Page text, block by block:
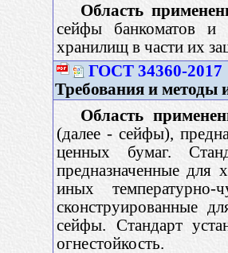
Область
сейфы банкоматов и
хранилищ в части их
ГОСТ 34360-2017
Требования и методы
Область
(далее - сейфы),
ценных бумаг.
предназначенные для
иных температурно-
сконструированные
сейфы. Стандарт
огнестойкость.